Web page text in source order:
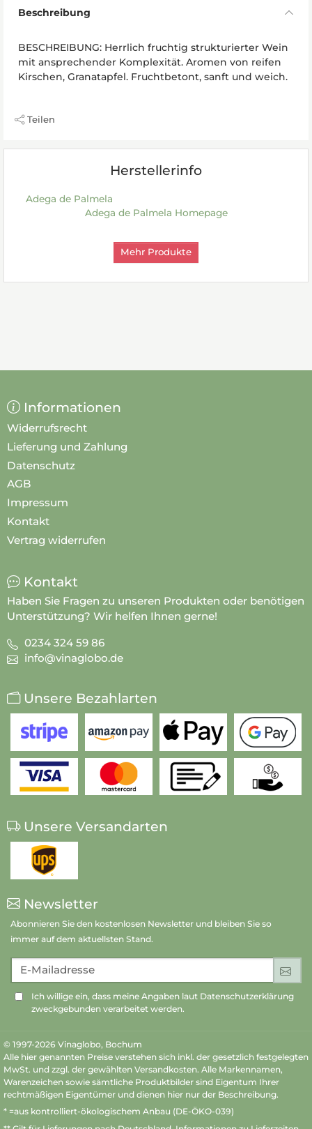
Beschreibung
BESCHREIBUNG: Herrlich fruchtig strukturierter Wein
mit ansprechender Komplexität. Aromen von reifen
Kirschen, Granatapfel. Fruchtbetont, sanft und weich.
Teilen
Herstellerinfo
Adega de Palmela
Adega de Palmela Homepage
Mehr Produkte
Informationen
Widerrufsrecht
Lieferung und Zahlung
Datenschutz
AGB
Impressum
Kontakt
Vertrag widerrufen
Kontakt
Haben Sie Fragen zu unseren Produkten oder benötigen
Unterstützung? Wir helfen Ihnen gerne!
0234 324 59 86
info@vinaglobo.de
Unsere Bezahlarten
Unsere Versandarten
Newsletter
Abonnieren Sie den kostenlosen Newsletter und bleiben Sie so
immer auf dem aktuellsten Stand.
E-Mailadresse
Ich willige ein, dass meine Angaben laut Datenschutzerklärung
zweckgebunden verarbeitet werden.
© 1997-2026 Vinaglobo, Bochum
Alle hier genannten Preise verstehen sich inkl. der gesetzlich festgelegten
MwSt. und zzgl. der gewählten Versandkosten. Alle Markennamen,
Warenzeichen sowie sämtliche Produktbilder sind Eigentum Ihrer
rechtmäßigen Eigentümer und dienen hier nur der Beschreibung.
* =aus kontrolliert-ökologischem Anbau (DE-ÖKO-039)